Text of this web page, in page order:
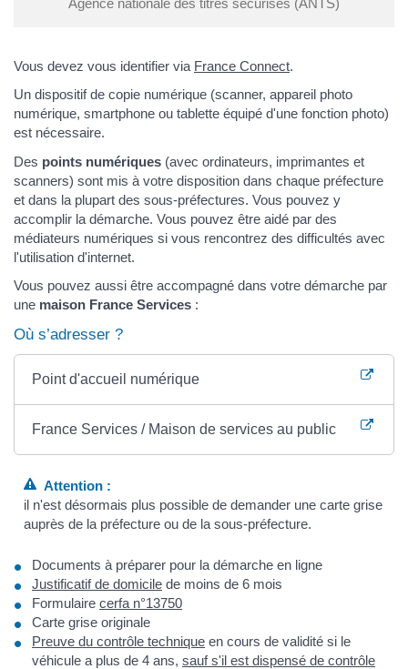
Vous devez vous identifier via France Connect.
Un dispositif de copie numérique (scanner, appareil photo
numérique, smartphone ou tablette équipé d'une fonction photo)
est nécessaire.
Des points numériques (avec ordinateurs, imprimantes et
scanners) sont mis à votre disposition dans chaque préfecture
et dans la plupart des sous-préfectures. Vous pouvez y
accomplir la démarche. Vous pouvez être aidé par des
médiateurs numériques si vous rencontrez des difficultés avec
l'utilisation d'internet.
Vous pouvez aussi être accompagné dans votre démarche par
une maison France Services :
Où s’adresser ?
Point d'accueil numérique
France Services / Maison de services au public
Attention :
il n'est désormais plus possible de demander une carte grise
auprès de la préfecture ou de la sous-préfecture.
Documents à préparer pour la démarche en ligne
Justificatif de domicile de moins de 6 mois
Formulaire cerfa n°13750
Carte grise originale
Preuve du contrôle technique en cours de validité si le
véhicule a plus de 4 ans, sauf s'il est dispensé de contrôle